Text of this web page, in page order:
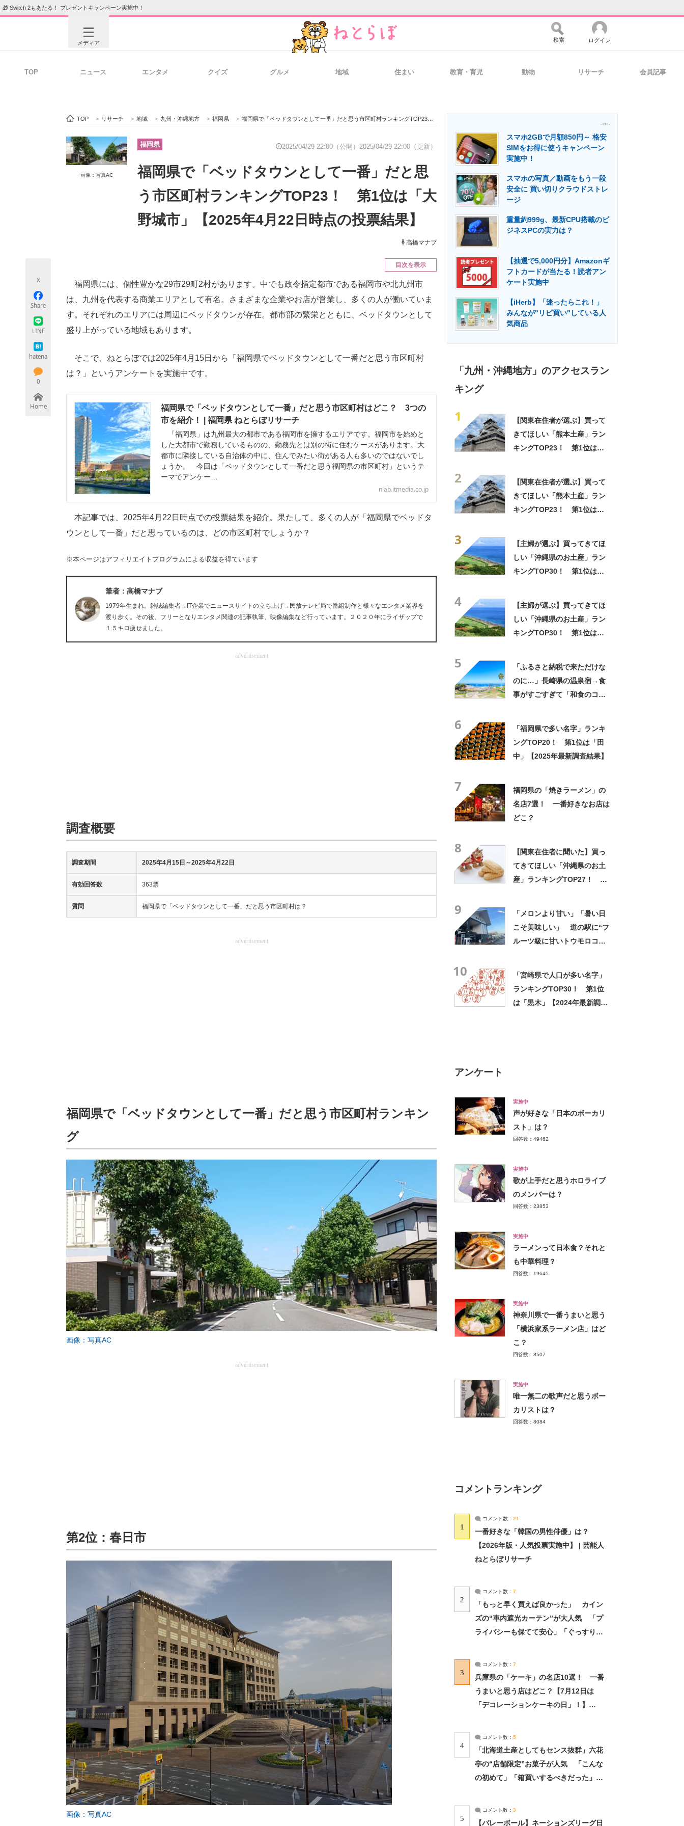
🎁 Switch 2もあたる！ プレゼントキャンペーン実施中！
メディア
ビジネスと働き方のヒント 経営リーダーのコミュニティ マーケ×ITの今がよく分かる
ITエンジニア向け専門サイト 企業向けIT製品の総合サイト 製造業のIT導入・活用を支援
エネルギーの専門メディア 建設×テクノロジーの最前線
ちょっと気になるネットの話題
検索 ログイン
TOP ニュース エンタメ クイズ グルメ 地域 住まい 教育・育児 動物 リサーチ 会員記事
TOP > リサーチ > 地域 > 九州・沖縄地方 > 福岡県 > 福岡県で「ベッドタウンとして一番」だと思う市区町村ランキングTOP23！ 第1位は「大野城市」【2025年4月22日時点の投票結果】
画像：写真AC
福岡県 2025/04/29 22:00（公開） 2025/04/29 22:00（更新）
福岡県で「ベッドタウンとして一番」だと思
う市区町村ランキングTOP23！ 第1位は「大
野城市」【2025年4月22日時点の投票結果】
高橋マナブ
X
Share
LINE
hatena
0
Home
目次を表示
福岡県には、個性豊かな29市29町2村があります。中でも政令指定都市である福岡市や北九州市
は、九州を代表する商業エリアとして有名。さまざまな企業やお店が営業し、多くの人が働いていま
す。それぞれのエリアには周辺にベッドタウンが存在。都市部の繁栄とともに、ベッドタウンとして
盛り上がっている地域もあります。
そこで、ねとらぼでは2025年4月15日から「福岡県でベッドタウンとして一番だと思う市区町村
は？」というアンケートを実施中です。
福岡県で「ベッドタウンとして一番」だと思う市区町村はどこ？ 3つの
市を紹介！ | 福岡県 ねとらぼリサーチ
「福岡県」は九州最大の都市である福岡市を擁するエリアです。福岡市を始めと
した大都市で勤務しているものの、勤務先とは別の街に住むケースがあります。大
都市に隣接している自治体の中に、住んでみたい街がある人も多いのではないでし
ょうか。 今回は「ベッドタウンとして一番だと思う福岡県の市区町村」というテ
ーマでアンケー…
nlab.itmedia.co.jp
本記事では、2025年4月22日時点での投票結果を紹介。果たして、多くの人が「福岡県でベッドタ
ウンとして一番」だと思っているのは、どの市区町村でしょうか？
※本ページはアフィリエイトプログラムによる収益を得ています
筆者：高橋マナブ
1979年生まれ。雑誌編集者→IT企業でニュースサイトの立ち上げ→民放テレビ局で番組制作と様々なエンタメ業界を
渡り歩く。その後、フリーとなりエンタメ関連の記事執筆、映像編集など行っています。２０２０年にライザップで
１５キロ痩せました。
advertisement
調査概要
調査期間 2025年4月15日～2025年4月22日
有効回答数 363票
質問 福岡県で「ベッドタウンとして一番」だと思う市区町村は？
advertisement
福岡県で「ベッドタウンとして一番」だと思う市区町村ランキン
グ
画像：写真AC
advertisement
第2位：春日市
画像：写真AC
- PR -
スマホ2GBで月額850円～ 格安
SIMをお得に使うキャンペーン
実施中！
スマホの写真／動画をもう一段
安全に 買い切りクラウドストレ
ージ
重量約999g、最新CPU搭載のビ
ジネスPCの実力は？
【抽選で5,000円分】Amazonギ
フトカードが当たる！読者アン
ケート実施中
【iHerb】「迷ったらこれ！」
みんなが"リピ買い"している人
気商品
「九州・沖縄地方」のアクセスラン
キング
1
【関東在住者が選ぶ】買って
きてほしい「熊本土産」ラン
キングTOP23！ 第1位は
2
【関東在住者が選ぶ】買って
きてほしい「熊本土産」ラン
キングTOP23！ 第1位は
3
【主婦が選ぶ】買ってきてほ
しい「沖縄県のお土産」ラン
キングTOP30！ 第1位は
4
【主婦が選ぶ】買ってきてほ
しい「沖縄県のお土産」ラン
キングTOP30！ 第1位は
5
「ふるさと納税で来ただけな
のに…」長崎県の温泉宿→食
事がすごすぎて「和食のコー
6
「福岡県で多い名字」ランキ
ングTOP20！ 第1位は「田
中」【2025年最新調査結果】
7
福岡県の「焼きラーメン」の
名店7選！ 一番好きなお店は
どこ？
8
【関東在住者に聞いた】買っ
てきてほしい「沖縄県のお土
産」ランキングTOP27！ 第
9
「メロンより甘い」「暑い日
こそ美味しい」 道の駅に“フ
ルーツ級に甘いトウモロコ
10
「宮崎県で人口が多い名字」
ランキングTOP30！ 第1位
は「黒木」【2024年最新調査
アンケート
実施中
声が好きな「日本のボーカリ
スト」は？
回答数：49462
実施中
歌が上手だと思うホロライブ
のメンバーは？
回答数：23853
実施中
ラーメンって日本食？それと
も中華料理？
回答数：19645
実施中
神奈川県で一番うまいと思う
「横浜家系ラーメン店」はど
こ？
回答数：8507
実施中
唯一無二の歌声だと思うボー
カリストは？
回答数：8084
コメントランキング
1
コメント数： 21
一番好きな「韓国の男性俳優」は？
【2026年版・人気投票実施中】 | 芸能人
ねとらぼリサーチ
2
コメント数： 7
「もっと早く買えば良かった」 カイン
ズの“車内遮光カーテン”が大人気 「プ
ライバシーも保てて安心」「ぐっすり眠
3
コメント数： 7
兵庫県の「ケーキ」の名店10選！ 一番
うまいと思う店はどこ？【7月12日は
「デコレーションケーキの日」！】
4
コメント数： 5
「北海道土産としてもセンス抜群」六花
亭の“店舗限定”お菓子が人気 「こんな
の初めて」「箱買いするべきだった」
5
コメント数： 3
【バレーボール】ネーションズリーグ日